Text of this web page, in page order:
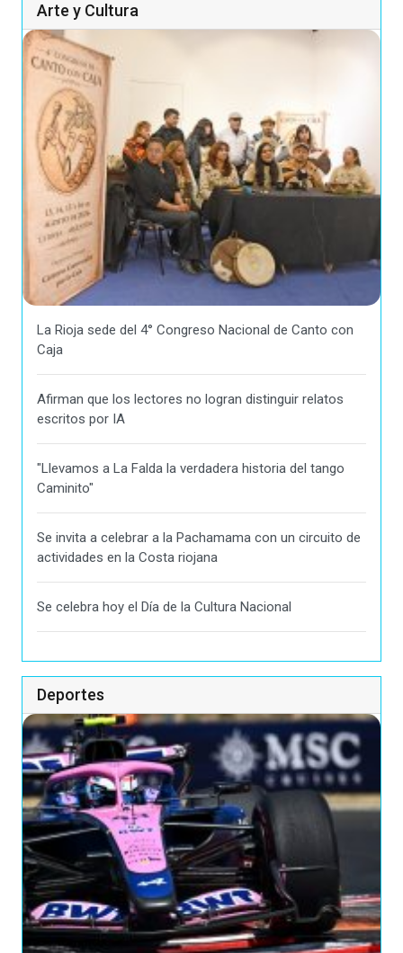
Arte y Cultura
La Rioja sede del 4° Congreso Nacional de Canto con
Caja
Afirman que los lectores no logran distinguir relatos
escritos por IA
"Llevamos a La Falda la verdadera historia del tango
Caminito"
Se invita a celebrar a la Pachamama con un circuito de
actividades en la Costa riojana
Se celebra hoy el Día de la Cultura Nacional
Deportes